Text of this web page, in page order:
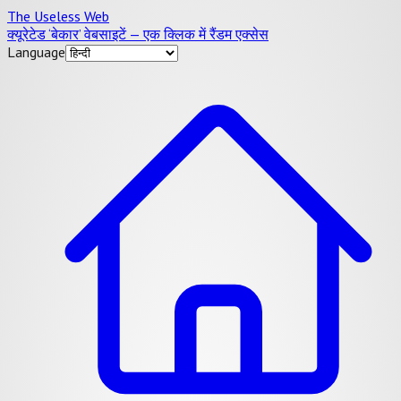
The Useless Web
क्यूरेटेड ‘बेकार’ वेबसाइटें — एक क्लिक में रैंडम एक्सेस
Language